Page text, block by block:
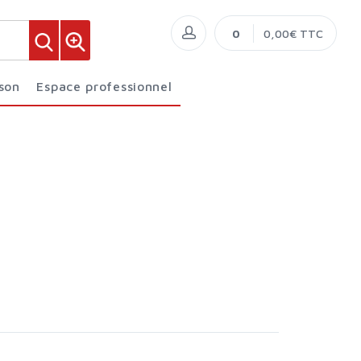
Espace professionnel
0 0,00€ TTC